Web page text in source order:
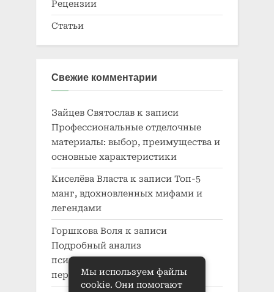
Рецензии
Статьи
Свежие комментарии
Зайцев Святослав к записи
Профессиональные отделочные
материалы: выбор, преимущества и
основные характеристики
Киселёва Власта к записи Топ-5
манг, вдохновленных мифами и
легендами
Горшкова Воля к записи
Подробный анализ
психологического развития
персонажей в манге
Мы используем файлы
cookie. Они помогают